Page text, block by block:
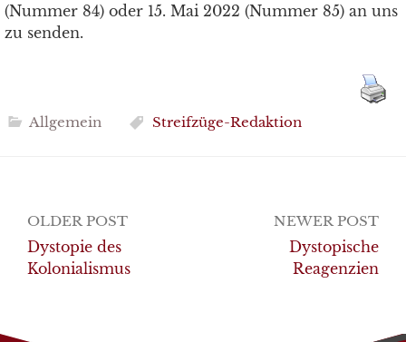
(Nummer 84) oder 15. Mai 2022 (Nummer 85) an uns
zu senden.
Allgemein Streifzüge-Redaktion
Post
navigation
OLDER POST
Dystopie des
Kolonialismus
NEWER POST
Dystopische
Reagenzien